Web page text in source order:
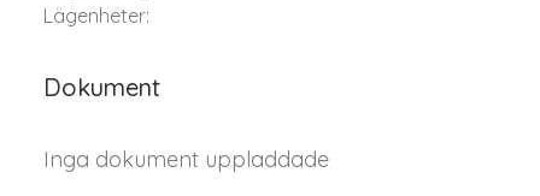
Lägenheter:
Dokument
Inga dokument uppladdade